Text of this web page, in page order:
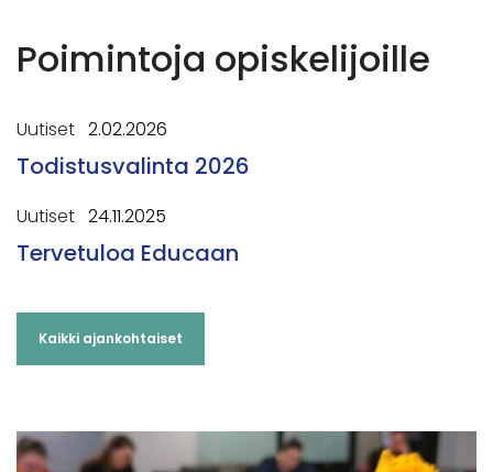
Poimintoja opiskelijoille
Uutiset 2.02.2026
Todistusvalinta 2026
Uutiset 24.11.2025
Tervetuloa Educaan
Kaikki ajankohtaiset